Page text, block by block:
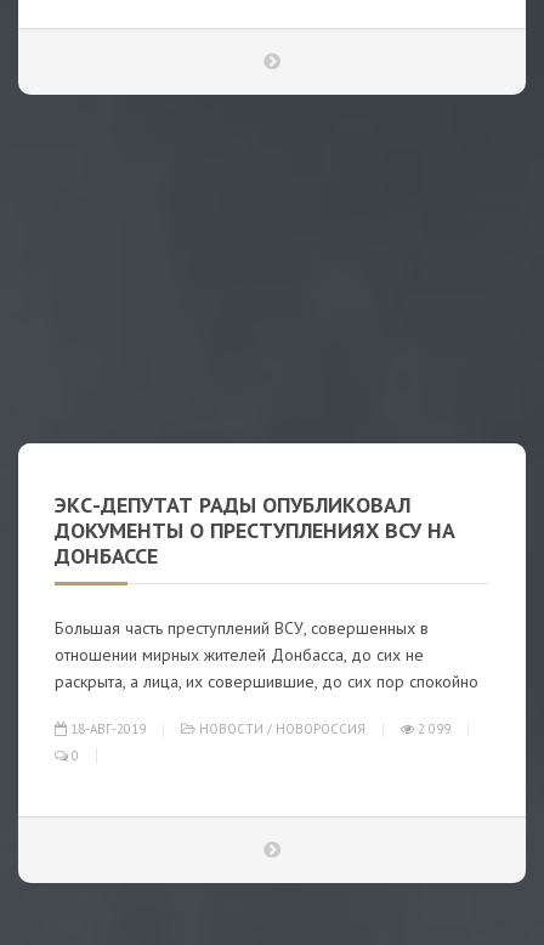
ЭКС-ДЕПУТАТ РАДЫ ОПУБЛИКОВАЛ
ДОКУМЕНТЫ О ПРЕСТУПЛЕНИЯХ ВСУ НА
ДОНБАССЕ
Большая часть преступлений ВСУ, совершенных в
отношении мирных жителей Донбасса, до сих не
раскрыта, а лица, их совершившие, до сих пор спокойно
18-АВГ-2019 НОВОСТИ / НОВОРОССИЯ
2 099
0